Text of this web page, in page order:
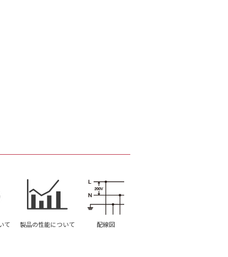
て 製品の性能について 配線図